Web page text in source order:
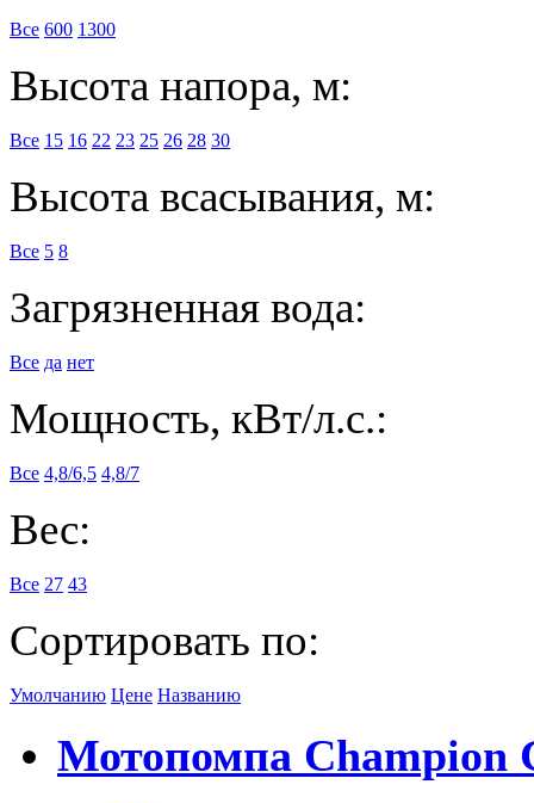
Все 600 1300
Высота напора, м:
Все 15 16 22 23 25 26 28 30
Высота всасывания, м:
Все 5 8
Загрязненная вода:
Все да нет
Мощность, кВт/л.с.:
Все 4,8/6,5 4,8/7
Вес:
Все 27 43
Сортировать по:
Умолчанию Цене Названию
Мотопомпа Champion